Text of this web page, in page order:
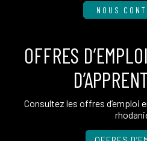
NOUS
OFFRES
Consultez les offres d’emploi